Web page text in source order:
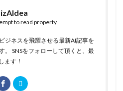
to read property
ジネスを飛躍させる最新AI記事を
。 SNSをフォローして頂くと、最
ます！